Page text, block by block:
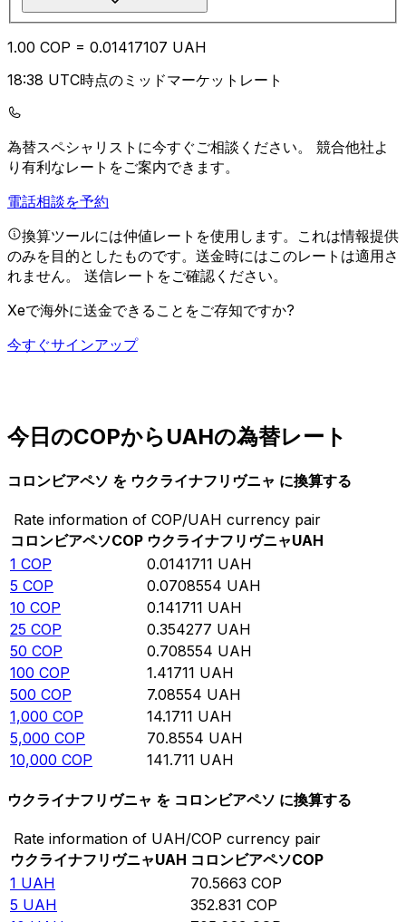
1.00 COP = 0.01417107 UAH
18:38 UTC時点のミッドマーケットレート
為替スペシャリストに今すぐご相談ください。 競合他社よ
り有利なレートをご案内できます。
電話相談を予約
換算ツールには仲値レートを使用します。これは情報提供
のみを目的としたものです。送金時にはこのレートは適用さ
れません。 送信レートをご確認ください。
Xeで海外に送金できることをご存知ですか?
今すぐサインアップ
今日のCOPからUAHの為替レート
コロンビアペソ を ウクライナフリヴニャ に換算する
Rate information of COP/UAH currency pair
コロンビアペソCOP ウクライナフリヴニャUAH
1 COP 0.0141711 UAH
5 COP 0.0708554 UAH
10 COP 0.141711 UAH
25 COP 0.354277 UAH
50 COP 0.708554 UAH
100 COP 1.41711 UAH
500 COP 7.08554 UAH
1,000 COP 14.1711 UAH
5,000 COP 70.8554 UAH
10,000 COP 141.711 UAH
ウクライナフリヴニャ を コロンビアペソ に換算する
Rate information of UAH/COP currency pair
ウクライナフリヴニャUAH コロンビアペソCOP
1 UAH 70.5663 COP
5 UAH 352.831 COP